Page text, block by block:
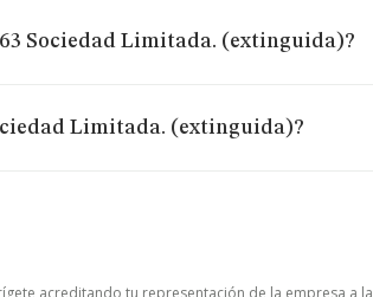
Sociedad Limitada. (extinguida)?
Limitada. (extinguida)?
acreditando tu representación de la empresa a la